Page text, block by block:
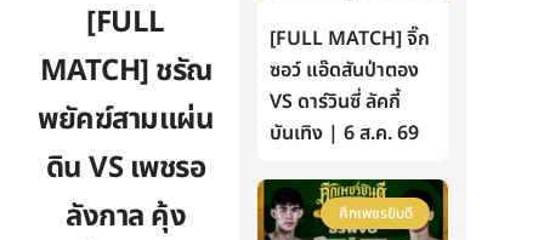
[FULL
MATCH] ชรัณ
พยัคฆ์สามแผ่น
ดิน VS เพชรอ
ลังกาล คุ้ง
[FULL MATCH] จิ๊ก
ซอว์ แอ๊ดสันป่าตอง
VS ดาร์วินซี่ ลัคกี้
บันเทิง | 6 ส.ค. 69
ศึกเพชรยินดี